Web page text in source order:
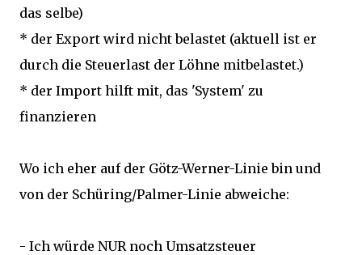
das selbe)
* der Export wird nicht belastet (aktuell ist er
durch die Steuerlast der Löhne mitbelastet.)
* der Import hilft mit, das 'System' zu
finanzieren
Wo ich eher auf der Götz-Werner-Linie bin und
von der Schüring/Palmer-Linie abweiche:
- Ich würde NUR noch Umsatzsteuer